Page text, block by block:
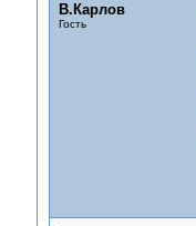
В.Карлов
Гость